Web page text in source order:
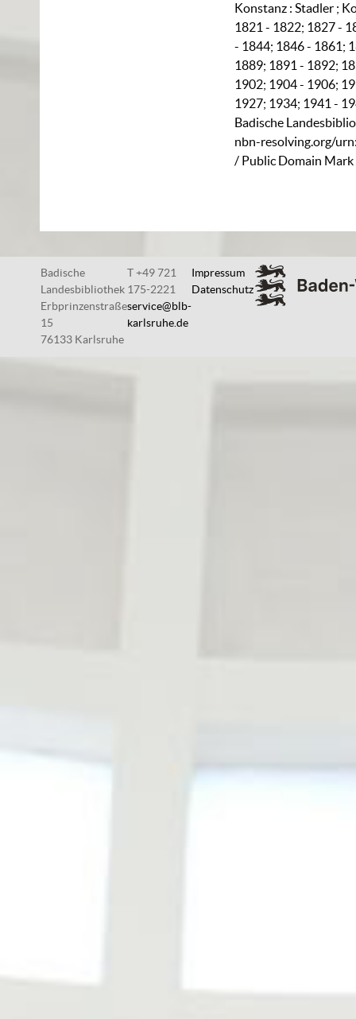
Konstanz : Stadler ;
1821 - 1822; 1827 -
- 1844; 1846 - 1861;
1889; 1891 - 1892;
1902; 1904 - 1906;
1927; 1934; 1941 -
Badische
nbn-resolving.org/
/ Public Domain Mark
Badische
Landesbibliothek
Erbprinzenstraße
15
76133 Karlsruhe
T +49 721
175-2221
service@blb-
karlsruhe.de
Impressum
Datenschutz